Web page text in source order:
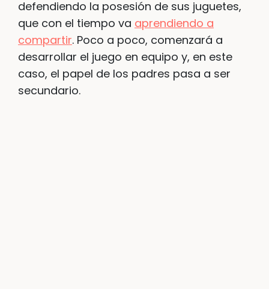
defendiendo la posesión de sus juguetes,
que con el tiempo va aprendiendo a
compartir. Poco a poco, comenzará a
desarrollar el juego en equipo y, en este
caso, el papel de los padres pasa a ser
secundario.